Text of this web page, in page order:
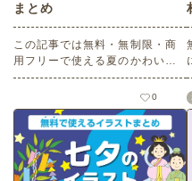
まとめ
この記事では無料・無制限・商
用フリーで使える夏のかわいい
イラスト素材を多数ご紹介いた
します。夏の花であるひまわり
や朝顔、夏祭り、花火、七夕な
ど夏ならではのかわいいイラス
トをご用意！ポスターやパンフ
レットなどで使いやすいテイス
トなので、ぜひご活用くださ
0